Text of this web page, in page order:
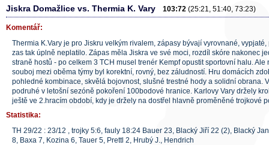
Jiskra Domažlice vs. Thermia K. Vary 103:72 (25:21, 51:40, 73:23)
Komentář:
Thermia K.Vary je pro Jiskru velkým rivalem, zápasy bývají vyrovnané,
zas tak úplně neplatilo. Zápas měla Jiskra ve své moci, rozdíl skóre nakonec
straně hostů - po celkem 3 TCH musel trenér Kempf opustit sportovní halu. Ale
souboj mezi oběma týmy byl korektní, rovný, bez záludností. Hru domácích
pohledné kombinace, skvělá bojovnost, slušné trestné hody a solidní obrana.
podruhé v letošní sezóně pokoření 100bodové hranice. Karlovy Vary držely
ještě ve 2.hracím období, kdy je držely na dostřel hlavně proměněné trojkové
Statistika:
TH 29/22 : 23/12 , trojky 5:6, fauly 18:24 Bauer 23, Blacký Jiří 22 (2), Blacký
8, Baxa 7, Kozina 6, Tauer 5, Prettl 2, Hrubý J., Hendrich